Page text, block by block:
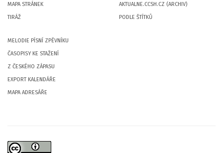
MAPA STRÁNEK
TIRÁŽ
AKTUALNE.CCSH.CZ (ARCHIV)
PODLE ŠTÍTKŮ
MELODIE PÍSNÍ ZPĚVNÍKU
ČASOPISY KE STAŽENÍ
Z ČESKÉHO ZÁPASU
EXPORT KALENDÁŘE
MAPA ADRESÁŘE